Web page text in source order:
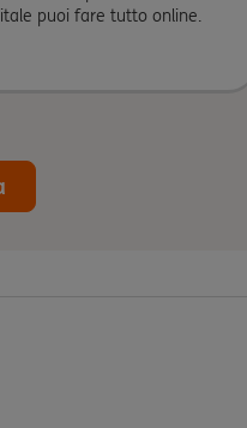
puoi fare tutto online.